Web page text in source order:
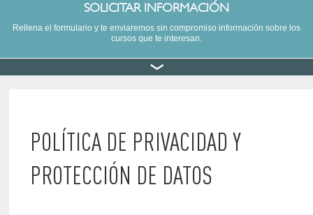
SOLICITAR INFORMACIÓN
Rellena el formulario y te enviaremos sin compromiso información sobre los
cursos que te interesan.
POLÍTICA DE PRIVACIDAD Y
PROTECCIÓN DE DATOS